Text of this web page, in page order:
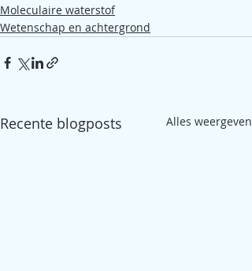
Moleculaire waterstof
Wetenschap en achtergrond
Recente blogposts Alles weergeven